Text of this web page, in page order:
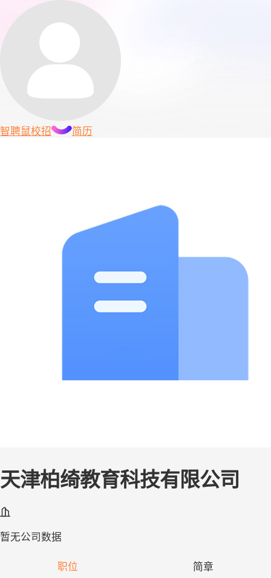
智聘鼠校招 简历
天津柏绮教育科技有限公司
暂无公司数据
职位 简章